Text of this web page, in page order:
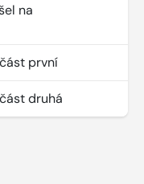
na
první
druhá